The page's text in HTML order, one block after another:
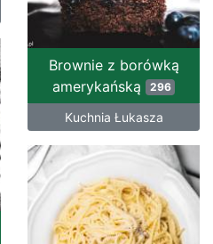
Brownie z borówką
amerykańską
296
Kuchnia Łukasza